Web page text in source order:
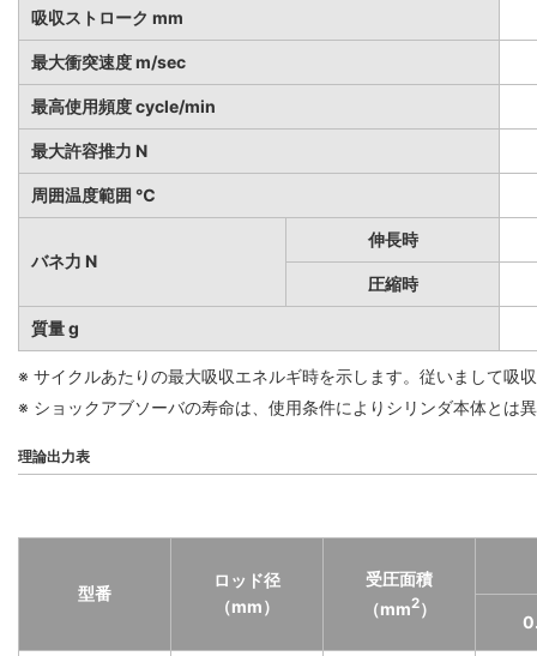
吸収ストローク mm
最大衝突速度 m/sec
最高使用頻度 cycle/min
最大許容推力 N
周囲温度範囲 ℃
バネ力 N
伸長時
圧縮時
質量 g
※ サイクルあたりの最大吸収エネルギ時を示します。従いまして吸
※ ショックアブソーバの寿命は、使用条件によりシリンダ本体とは
理論出力表
型番
ロッド径
（mm）
受圧面積
（mm2）